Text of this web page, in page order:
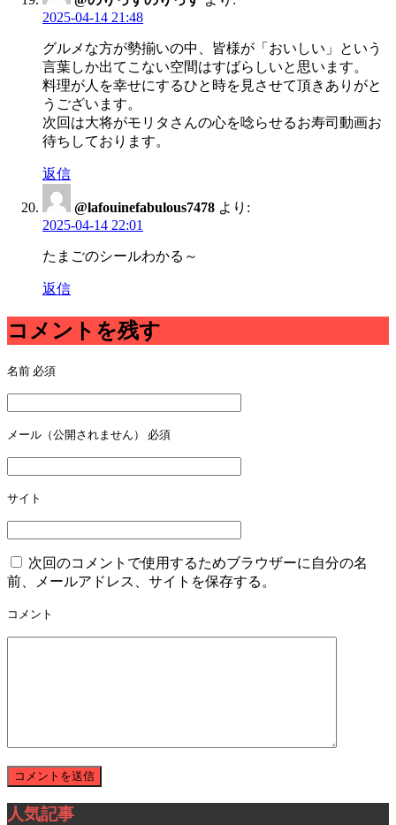
2025-04-14 21:48
グルメな方が勢揃いの中、皆様が「おいしい」という
言葉しか出てこない空間はすばらしいと思います。
料理が人を幸せにするひと時を見させて頂きありがと
うございます。
次回は大将がモリタさんの心を唸らせるお寿司動画お
待ちしております。
返信
@lafouinefabulous7478 より:
2025-04-14 22:01
たまごのシールわかる～
返信
コメントを残す
名前 必須
メール（公開されません） 必須
サイト
次回のコメントで使用するためブラウザーに自分の名
前、メールアドレス、サイトを保存する。
コメント
人気記事